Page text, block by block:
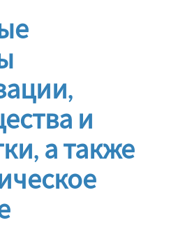
и
а также